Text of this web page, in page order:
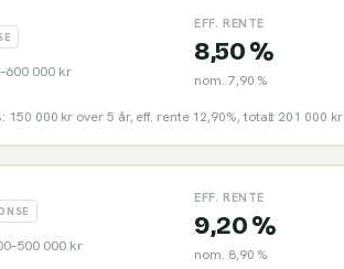
–600 000kr
EFF. RENTE
8,50 %
nom. 7,90 %
150 000 kr over 5 år, eff. rente 12,90%, totalt 201 000 kr
–500 000kr
EFF. RENTE
9,20 %
nom. 8,90 %